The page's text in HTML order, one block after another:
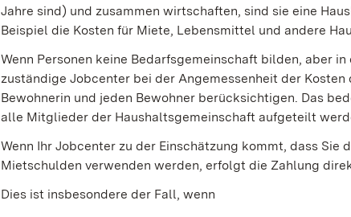
Jahre sind) und zusammen wirtschaften, sind sie eine
Beispiel die Kosten für Miete, Lebensmittel und andere
Wenn Personen keine Bedarfsgemeinschaft bilden, aber
zuständige Jobcenter bei der Angemessenheit der
Bewohnerin und jeden Bewohner berücksichtigen. Das
alle Mitglieder der Haushaltsgemeinschaft aufgeteilt
Wenn Ihr Jobcenter zu der Einschätzung kommt, dass
Mietschulden verwenden werden, erfolgt die Zahlung
Dies ist insbesondere der Fall, wenn